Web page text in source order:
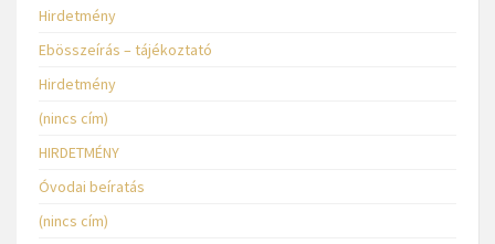
Hirdetmény
Ebösszeírás – tájékoztató
Hirdetmény
(nincs cím)
HIRDETMÉNY
Óvodai beíratás
(nincs cím)